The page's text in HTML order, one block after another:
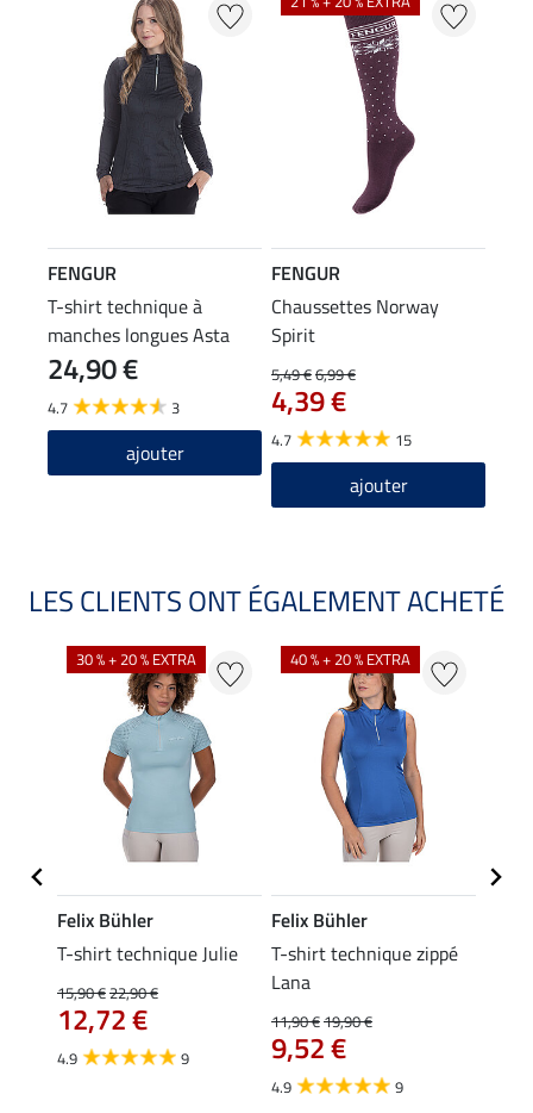
FENGUR
T-shirt technique à
manches longues Asta
24,90 €
4.7 3
ajouter
FENGUR
Chaussettes Norway
Spirit
5,49 €6,99 €
4,39 €
4.7 15
ajouter
LES CLIENTS ONT ÉGALEMENT ACHETÉ
30 % + 20 % EXTRA
Felix Bühler
T-shirt technique Julie
15,90 €22,90 €
12,72 €
4.9 9
40 % + 20 % EXTRA
Felix Bühler
T-shirt technique zippé
Lana
11,90 €19,90 €
9,52 €
4.9 9